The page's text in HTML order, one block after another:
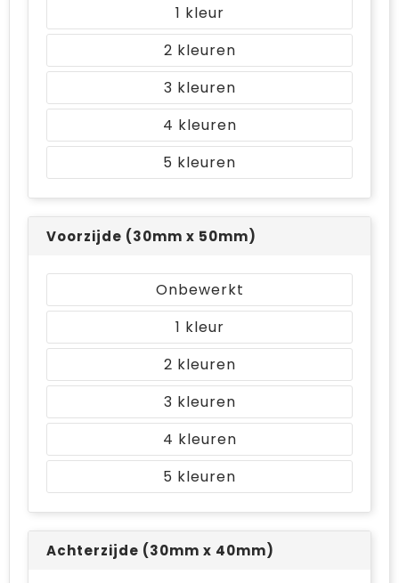
1
2
3
4
5
Voorzijde (30mm x 50mm)
Onbewerkt
1
2
3
4
5
Achterzijde (30mm x 40mm)